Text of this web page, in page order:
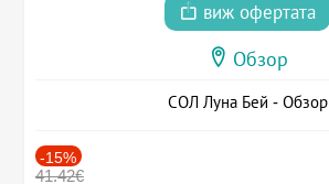
виж офертата
Обзор
СОЛ Луна Бей - Обзор
-15%
41.42€